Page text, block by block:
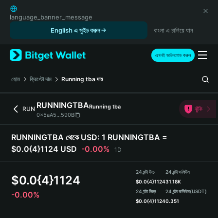
English
日本語
Русский
Español (Latinoamérica)
Türkçe
Italiano
简体中文
繁體中文
Português (Portugal)
Bahasa Indonesia
Español
language_banner_message
English এ সুইচ করুন
বাংলা এ চালিয়ে যান
এখনই ডাউনলোড করুন
হোম ক্রিপ্টো দাম Running tba দাম
RUN RUNNINGTBARunning tba
0x5aA5...590B
ঝুঁকি
RUNNINGTBA থেকে USD: 1 RUNNINGTBA =
$0.0{4}1124 USD -0.00% 1D
$0.0{4}1124
-0.00%
24 ঘন্টা উচ্চ
$0.0{4}1124
24 ঘন্টা নিম্ন
$0.0{4}1124
24 ঘন্টা ভলিউম
31.18K
24 ঘন্টা ভলিউম(USDT)
0.351